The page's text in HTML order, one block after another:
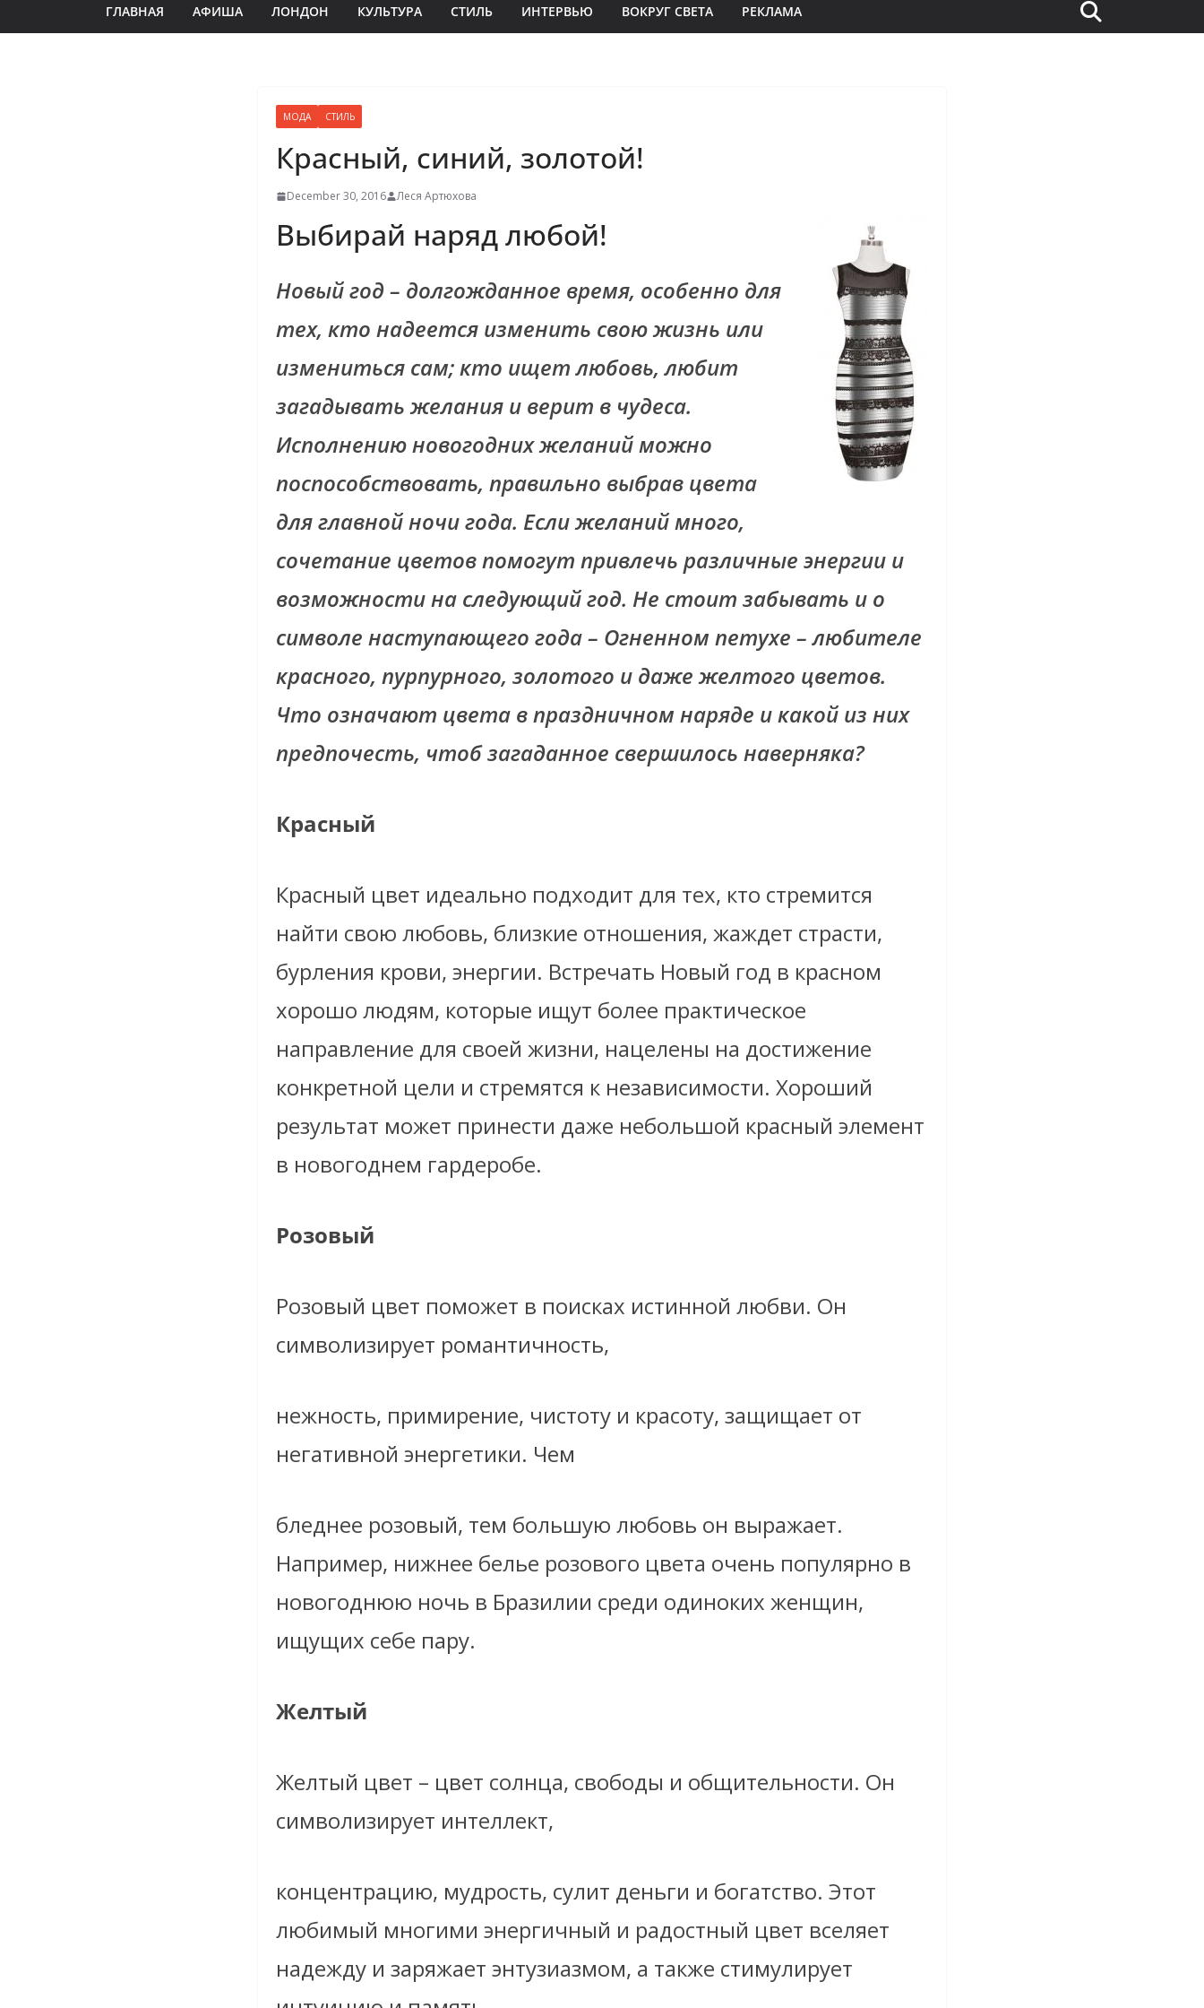
ГЛАВНАЯ АФИША ЛОНДОН КУЛЬТУРА СТИЛЬ ИНТЕРВЬЮ ВОКРУГ СВЕТА РЕКЛАМА
МОДА СТИЛЬ
Красный, синий, золотой!
December 30, 2016 Леся Артюхова
Выбирай наряд любой!
Новый год – долгожданное время, особенно для
тех, кто надеется изменить свою жизнь или
измениться сам; кто ищет любовь, любит
загадывать желания и верит в чудеса.
Исполнению новогодних желаний можно
поспособствовать, правильно выбрав цвета
для главной ночи года. Если желаний много,
сочетание цветов помогут привлечь различные энергии и
возможности на следующий год. Не стоит забывать и о
символе наступающего года – Огненном петухе – любителе
красного, пурпурного, золотого и даже желтого цветов.
Что означают цвета в праздничном наряде и какой из них
предпочесть, чтоб загаданное свершилось наверняка?
Красный
Красный цвет идеально подходит для тех, кто стремится
найти свою любовь, близкие отношения, жаждет страсти,
бурления крови, энергии. Встречать Новый год в красном
хорошо людям, которые ищут более практическое
направление для своей жизни, нацелены на достижение
конкретной цели и стремятся к независимости. Хороший
результат может принести даже небольшой красный элемент
в новогоднем гардеробе.
Розовый
Розовый цвет поможет в поисках истинной любви. Он
символизирует романтичность,
нежность, примирение, чистоту и красоту, защищает от
негативной энергетики. Чем
бледнее розовый, тем большую любовь он выражает.
Например, нижнее белье розового цвета очень популярно в
новогоднюю ночь в Бразилии среди одиноких женщин,
ищущих себе пару.
Желтый
Желтый цвет – цвет солнца, свободы и общительности. Он
символизирует интеллект,
концентрацию, мудрость, сулит деньги и богатство. Этот
любимый многими энергичный и радостный цвет вселяет
надежду и заряжает энтузиазмом, а также стимулирует